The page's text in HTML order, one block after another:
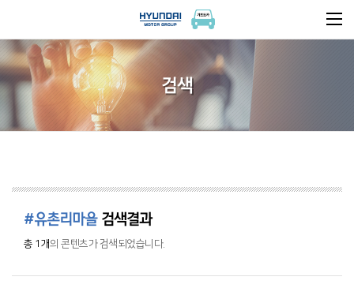
검색
#유촌리마을검색결과
총 1개의 콘텐츠가 검색되었습니다.